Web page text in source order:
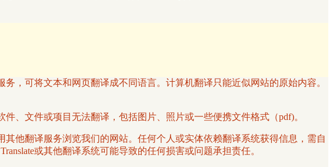
，可将文本和网页翻译成不同语言。计算机翻译只能近似网站的原始内容。
、文件或项目无法翻译，包括图片、照片或一些便携文件格式（pdf)。
他翻译服务浏览我们的网站。任何个人或实体依赖翻译系统获得信息，需自
或其他翻译系统可能导致的任何损害或问题承担责任。